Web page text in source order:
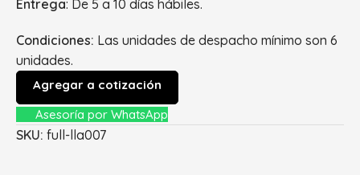
Entrega: De 5 a 10 días hábiles.
Condiciones: Las unidades de despacho mínimo son 6
unidades.
Agregar a cotización
Asesoría por WhatsApp
SKU: full-lla007